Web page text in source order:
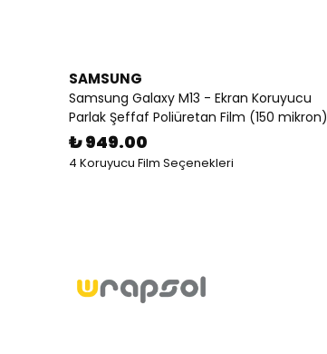
SAMSUNG
Samsung Galaxy M13 - Ekran Koruyucu
Parlak Şeffaf Poliüretan Film (150 mikron)
₺ 949.00
4 Koruyucu Film Seçenekleri